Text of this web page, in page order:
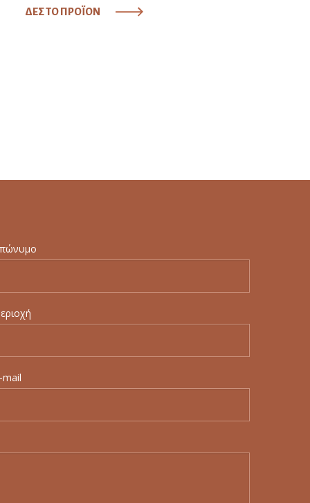
ΔΕΣ ΤΟ ΠΡΟΪΟΝ
mail